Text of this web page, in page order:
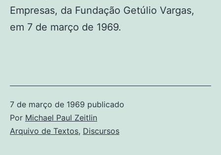
Empresas, da Fundação Getúlio Vargas,
em 7 de março de 1969.
7 de março de 1969 publicado
Por Michael Paul Zeitlin
Categorizado
Arquivo de Textos, Discursos